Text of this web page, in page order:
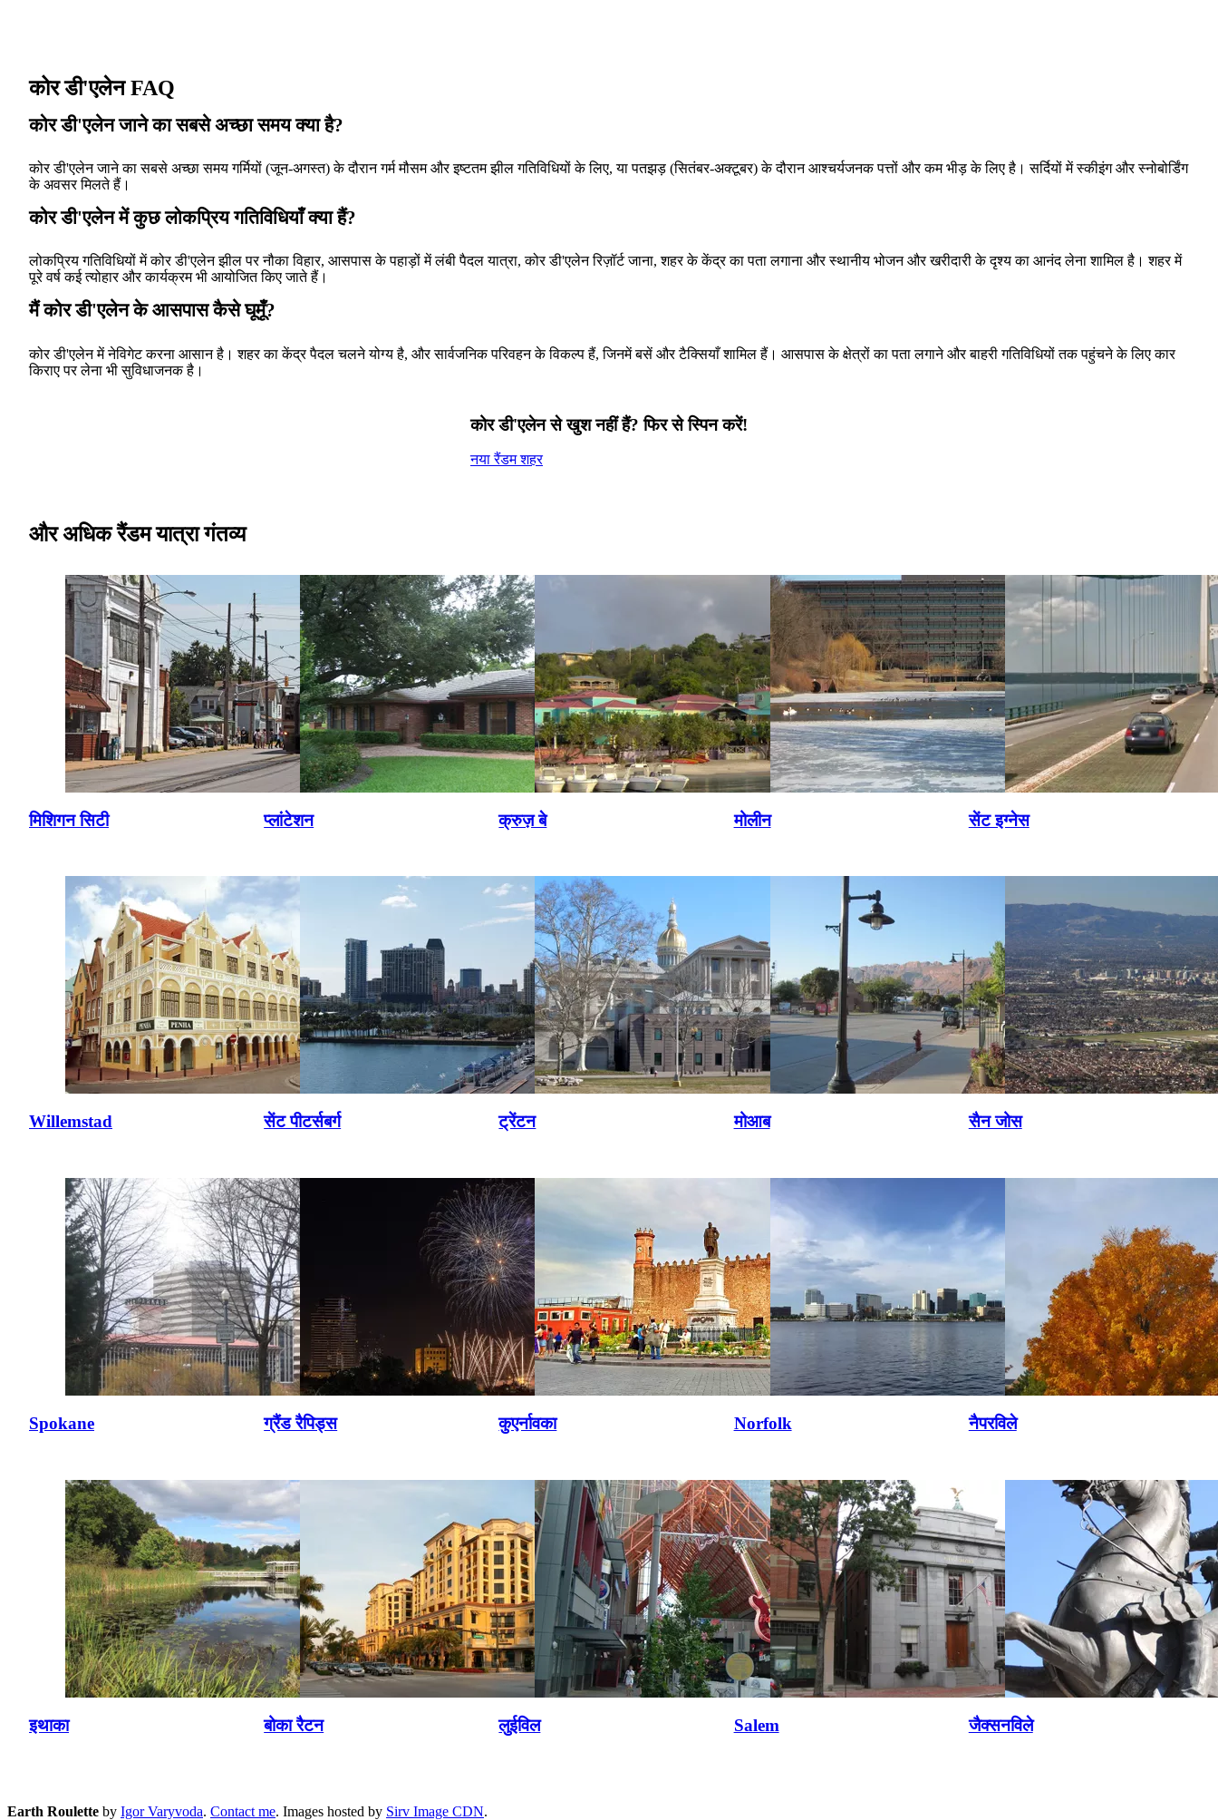
कोर डी'एलेन FAQ
कोर डी'एलेन जाने का सबसे अच्छा समय क्या है?
कोर डी'एलेन जाने का सबसे अच्छा समय गर्मियों (जून-अगस्त) के दौरान गर्म मौसम और इष्टतम झील गतिविधियों के लिए, या पतझड़ (सितंबर-अक्टूबर) के दौरान आश्चर्यजनक पत्तों और कम भीड़ के लिए है। सर्दियों में स्कीइंग और स्नोबोर्डिंग
के अवसर मिलते हैं।
कोर डी'एलेन में कुछ लोकप्रिय गतिविधियाँ क्या हैं?
लोकप्रिय गतिविधियों में कोर डी'एलेन झील पर नौका विहार, आसपास के पहाड़ों में लंबी पैदल यात्रा, कोर डी'एलेन रिज़ॉर्ट जाना, शहर के केंद्र का पता लगाना और स्थानीय भोजन और खरीदारी के दृश्य का आनंद लेना शामिल है। शहर में
पूरे वर्ष कई त्योहार और कार्यक्रम भी आयोजित किए जाते हैं।
मैं कोर डी'एलेन के आसपास कैसे घूमूँ?
कोर डी'एलेन में नेविगेट करना आसान है। शहर का केंद्र पैदल चलने योग्य है, और सार्वजनिक परिवहन के विकल्प हैं, जिनमें बसें और टैक्सियाँ शामिल हैं। आसपास के क्षेत्रों का पता लगाने और बाहरी गतिविधियों तक पहुंचने के लिए कार
किराए पर लेना भी सुविधाजनक है।
कोर डी'एलेन से खुश नहीं हैं? फिर से स्पिन करें!
नया रैंडम शहर
और अधिक रैंडम यात्रा गंतव्य
मिशिगन सिटी प्लांटेशन क्रुज़ बे मोलीन सेंट इग्नेस
Willemstad सेंट पीटर्सबर्ग ट्रेंटन मोआब सैन जोस
Spokane ग्रैंड रैपिड्स कुएर्नावका Norfolk नैपरविले
इथाका बोका रैटन लुईविल Salem जैक्सनविले
Earth Roulette by Igor Varyvoda. Contact me. Images hosted by Sirv Image CDN.